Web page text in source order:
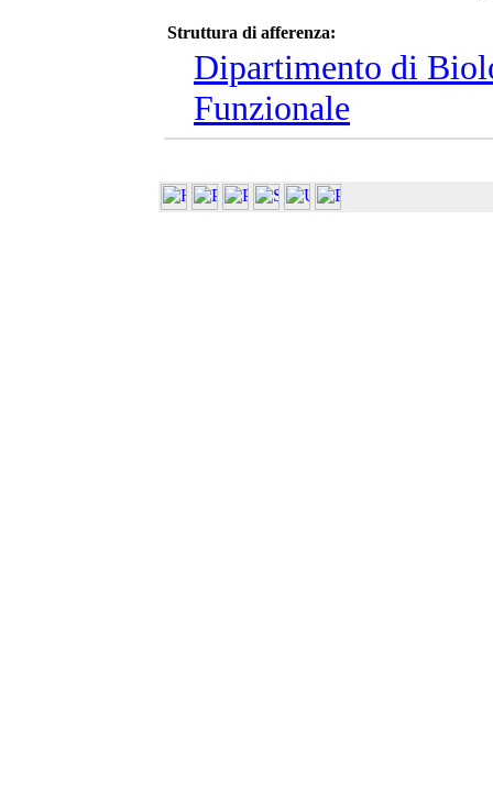
Struttura di afferenza:
Dipartimento di
Funzionale